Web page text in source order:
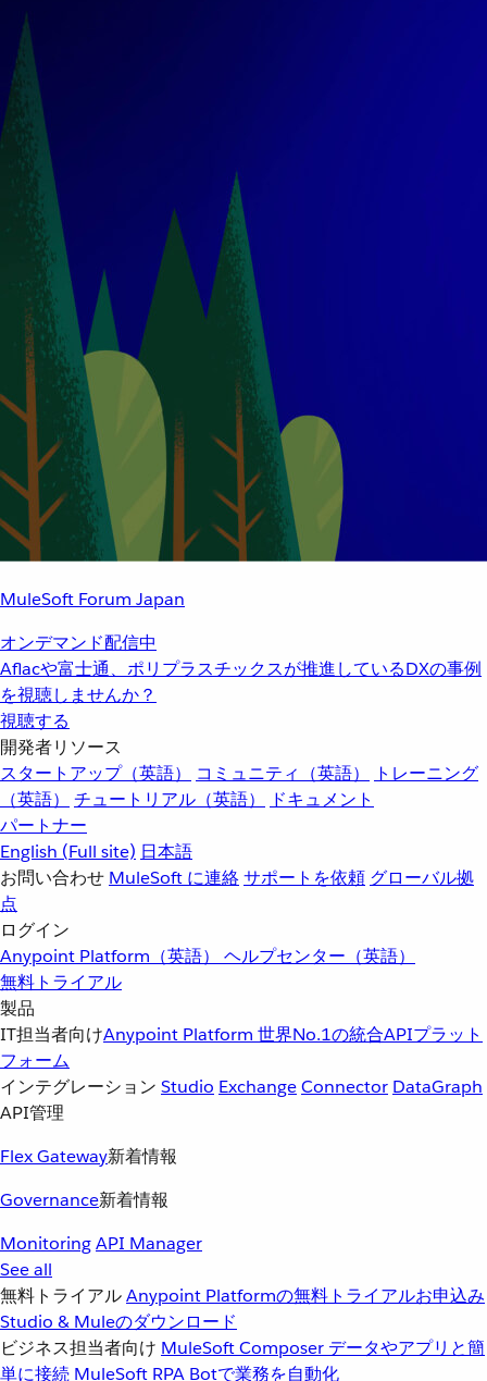
MuleSoft Forum Japan
オンデマンド配信中
Aflacや富士通、ポリプラスチックスが推進しているDXの事例
を視聴しませんか？
視聴する
開発者リソース
スタートアップ（英語）
コミュニティ（英語）
トレーニング
（英語）
チュートリアル（英語）
ドキュメント
パートナー
English (Full site) 日本語
お問い合わせ MuleSoft に連絡サポートを依頼 グローバル拠
点
ログイン
Anypoint Platform（英語） ヘルプセンター（英語）
無料トライアル
製品
IT担当者向けAnypoint Platform 世界No.1の統合APIプラット
フォーム
インテグレーション Studio ExchangeConnector DataGraph
API管理
Flex Gateway新着情報
Governance新着情報
MonitoringAPI Manager
See all
無料トライアルAnypoint Platformの無料トライアルお申込み
Studio & Muleのダウンロード
ビジネス担当者向け MuleSoft Composer データやアプリと簡
単に接続 MuleSoft RPA Botで業務を自動化